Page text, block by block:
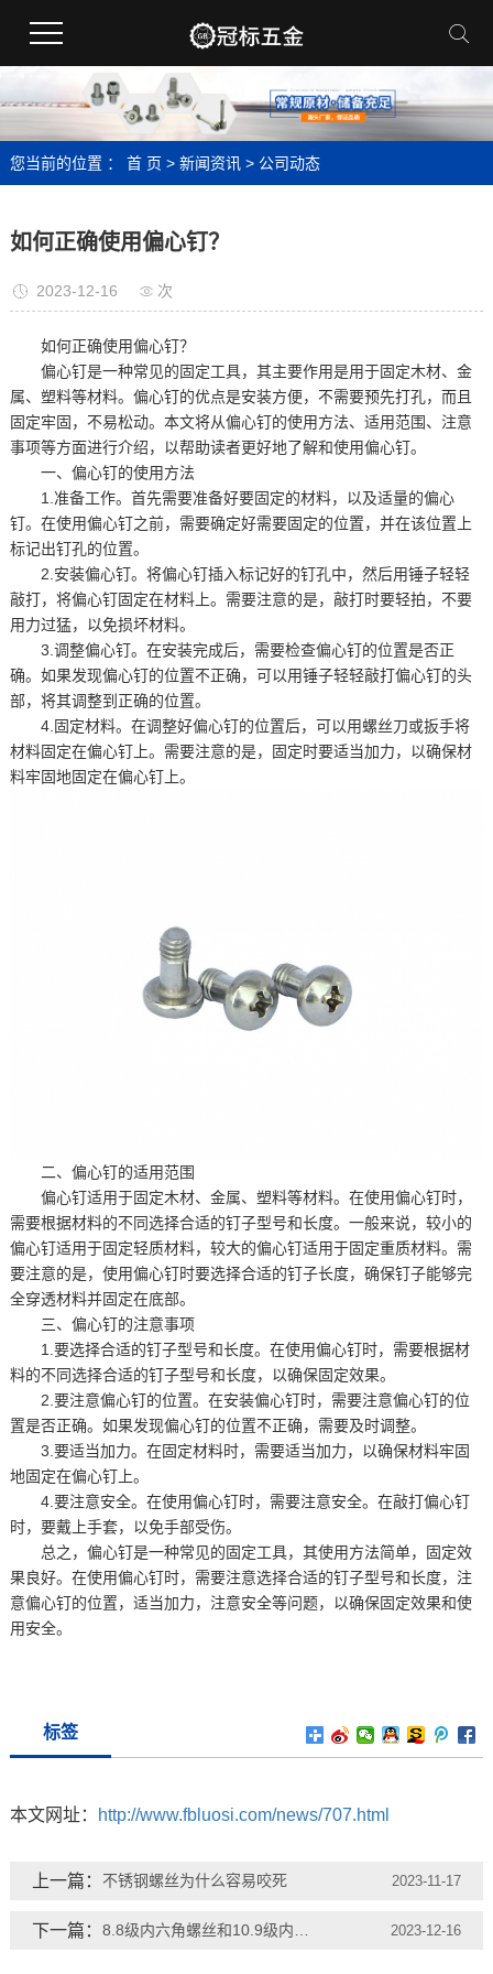
您当前的位置 ： 首 页 > 新闻资讯> 公司动态
如何正确使用偏心钉？
2023-12-16 次
如何正确使用偏心钉？
偏心钉是一种常见的固定工具，其主要作用是用于固定木材、金
属、塑料等材料。偏心钉的优点是安装方便，不需要预先打孔，而且
固定牢固，不易松动。本文将从偏心钉的使用方法、适用范围、注意
事项等方面进行介绍，以帮助读者更好地了解和使用偏心钉。
一、偏心钉的使用方法
1.准备工作。首先需要准备好要固定的材料，以及适量的偏心
钉。在使用偏心钉之前，需要确定好需要固定的位置，并在该位置上
标记出钉孔的位置。
2.安装偏心钉。将偏心钉插入标记好的钉孔中，然后用锤子轻轻
敲打，将偏心钉固定在材料上。需要注意的是，敲打时要轻拍，不要
用力过猛，以免损坏材料。
3.调整偏心钉。在安装完成后，需要检查偏心钉的位置是否正
确。如果发现偏心钉的位置不正确，可以用锤子轻轻敲打偏心钉的头
部，将其调整到正确的位置。
4.固定材料。在调整好偏心钉的位置后，可以用螺丝刀或扳手将
材料固定在偏心钉上。需要注意的是，固定时要适当加力，以确保材
料牢固地固定在偏心钉上。
二、偏心钉的适用范围
偏心钉适用于固定木材、金属、塑料等材料。在使用偏心钉时，
需要根据材料的不同选择合适的钉子型号和长度。一般来说，较小的
偏心钉适用于固定轻质材料，较大的偏心钉适用于固定重质材料。需
要注意的是，使用偏心钉时要选择合适的钉子长度，确保钉子能够完
全穿透材料并固定在底部。
三、偏心钉的注意事项
1.要选择合适的钉子型号和长度。在使用偏心钉时，需要根据材
料的不同选择合适的钉子型号和长度，以确保固定效果。
2.要注意偏心钉的位置。在安装偏心钉时，需要注意偏心钉的位
置是否正确。如果发现偏心钉的位置不正确，需要及时调整。
3.要适当加力。在固定材料时，需要适当加力，以确保材料牢固
地固定在偏心钉上。
4.要注意安全。在使用偏心钉时，需要注意安全。在敲打偏心钉
时，要戴上手套，以免手部受伤。
总之，偏心钉是一种常见的固定工具，其使用方法简单，固定效
果良好。在使用偏心钉时，需要注意选择合适的钉子型号和长度，注
意偏心钉的位置，适当加力，注意安全等问题，以确保固定效果和使
用安全。
标签
本文网址： http://www.fbluosi.com/news/707.html
上一篇： 不锈钢螺丝为什么容易咬死 2023-11-17
下一篇： 2023-12-16